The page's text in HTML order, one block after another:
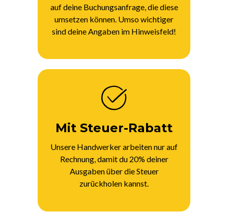
auf deine Buchungsanfrage, die diese
umsetzen können. Umso wichtiger
sind deine Angaben im Hinweisfeld!
Mit Steuer-Rabatt
Unsere Handwerker arbeiten nur auf
Rechnung, damit du 20% deiner
Ausgaben über die Steuer
zurückholen kannst.